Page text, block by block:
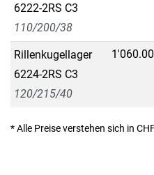
6222-2RS C3
110/200/38
Rillenkugellager
6224-2RS C3
120/215/40
1'060.00
* Alle Preise verstehen sich in